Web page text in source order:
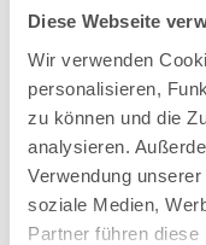
Diese Webseite
Wir verwenden
personalisieren,
zu können und die
analysieren.
Verwendung
soziale Medien,
Partner führen